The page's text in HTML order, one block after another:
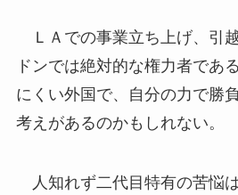
ＬＡでの事業立ち上げ、引
ドンでは絶対的な権力者であ
にくい外国で、自分の力で勝
考えがあるのかもしれない。
人知れず二代目特有の苦悩は